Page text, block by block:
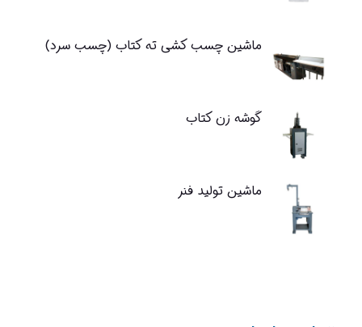
ماشین چسب کشی ته کتاب (چسب سرد)
گوشه زن کتاب
ماشین تولید فنر